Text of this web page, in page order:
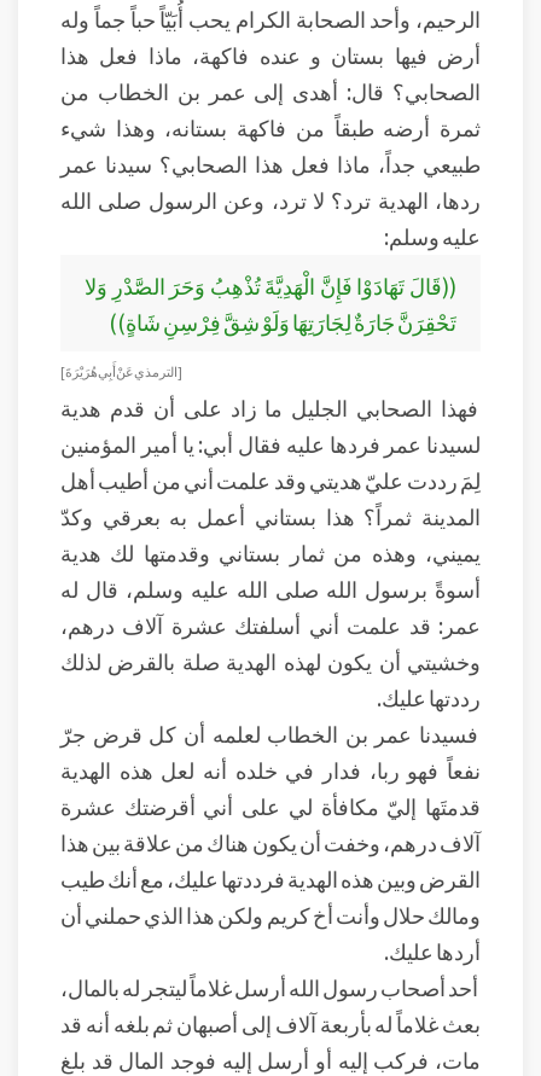
الرحيم، وأحد الصحابة الكرام يحب أُبَيّاً حباً جماً وله
أرض فيها بستان و عنده فاكهة، ماذا فعل هذا
الصحابي؟ قال: أهدى إلى عمر بن الخطاب من
ثمرة أرضه طبقاً من فاكهة بستانه، وهذا شيء
طبيعي جداً، ماذا فعل هذا الصحابي؟ سيدنا عمر
ردها، الهدية ترد؟ لا ترد، وعن الرسول صلى الله
عليه وسلم:
((قَالَ تَهَادَوْا فَإِنَّ الْهَدِيَّةَ تُذْهِبُ وَحَرَ الصَّدْرِ وَلا
تَحْقِرَنَّ جَارَةٌ لِجَارَتِهَا وَلَوْ شِقَّ فِرْسِنِ شَاةٍ))
[ الترمذي عَنْ أَبِي هُرَيْرَةَ]
فهذا الصحابي الجليل ما زاد على أن قدم هدية
لسيدنا عمر فردها عليه فقال أبي: يا أمير المؤمنين
لِمَ رددت عليّ هديتي وقد علمت أني من أطيب أهل
المدينة ثمراً؟ هذا بستاني أعمل به بعرقي وكدّ
يميني، وهذه من ثمار بستاني وقدمتها لك هدية
أسوةً برسول الله صلى الله عليه وسلم، قال له
عمر: قد علمت أني أسلفتك عشرة آلاف درهم،
وخشيتي أن يكون لهذه الهدية صلة بالقرض لذلك
رددتها عليك.
فسيدنا عمر بن الخطاب لعلمه أن كل قرض جرّ
نفعاً فهو ربا، فدار في خلده أنه لعل هذه الهدية
قدمتَها إليّ مكافأة لي على أني أقرضتك عشرة
آلاف درهم، وخفت أن يكون هناك من علاقة بين هذا
القرض وبين هذه الهدية فرددتها عليك، مع أنك طيب
ومالك حلال وأنت أخ كريم ولكن هذا الذي حملني أن
أردها عليك.
أحد أصحاب رسول الله أرسل غلاماً ليتجر له بالمال،
بعث غلاماً له بأربعة آلاف إلى أصبهان ثم بلغه أنه قد
مات، فركب إليه أو أرسل إليه فوجد المال قد بلغ